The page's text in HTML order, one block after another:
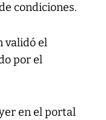
condiciones.
validó el
por el
en el portal